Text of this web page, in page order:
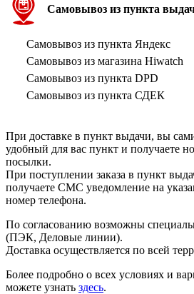
Самовывоз из пункта
Самовывоз из пункта Яндекс
Самовывоз из магазина Hiwatch
Самовывоз из пункта DPD
Самовывоз из пункта СДЕК
При доставке в пункт выдачи, вы
удобный для вас пункт и получаете
посылки.
При поступлении заказа в пункт
получаете СМС уведомление на
номер телефона.
По согласованию возможны
(ПЭК, Деловые линии).
Доставка осуществляется по всей
Более подробно о всех условиях и
можете узнать здесь.